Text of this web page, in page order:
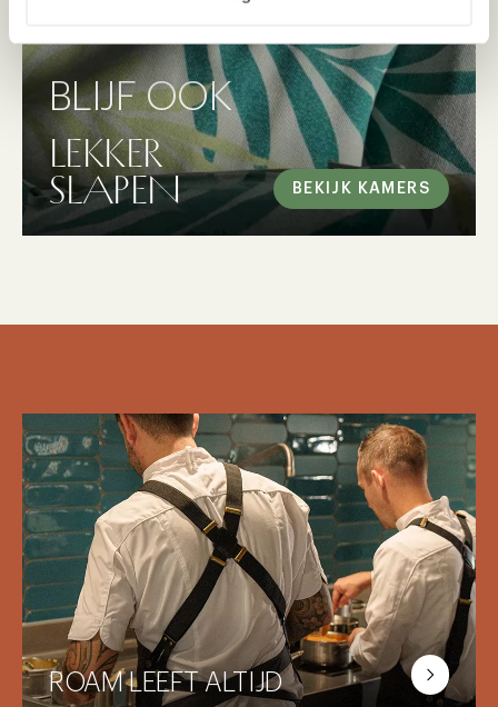
BLIJF OOK
LEKKER
SLAPEN BEKIJK KAMERS
ROAM LEEFT ALTIJD